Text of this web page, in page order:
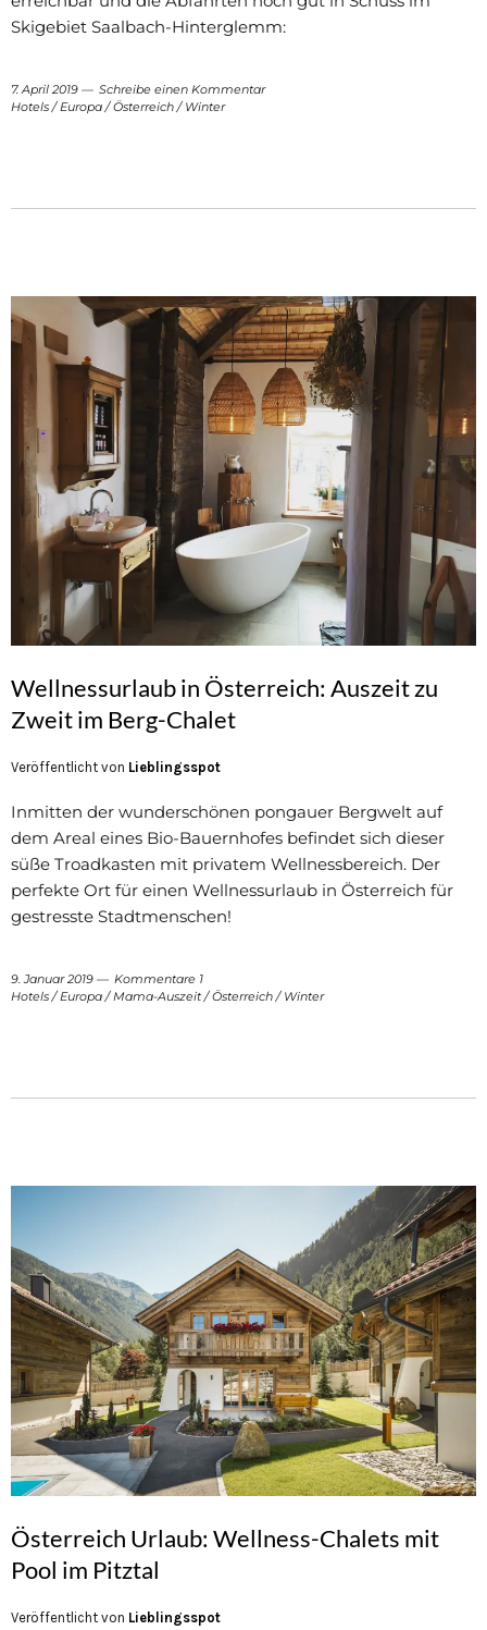
Skigebiet Saalbach-Hinterglemm:
7. April 2019
Schreibe einen Kommentar
Hotels / Europa /Österreich / Winter
Wellnessurlaub in Österreich: Auszeit zu
Zweit im Berg-Chalet
Veröffentlicht von Lieblingsspot
Inmitten der wunderschönen pongauer Bergwelt auf
dem Areal eines Bio-Bauernhofes befindet sich dieser
süße Troadkasten mit privatem Wellnessbereich. Der
perfekte Ort für einen Wellnessurlaub in Österreich für
gestresste Stadtmenschen!
9. Januar 2019
Kommentare 1
Hotels / Europa / Mama-Auszeit/Österreich / Winter
Österreich Urlaub: Wellness-Chalets mit
Pool im Pitztal
Veröffentlicht von Lieblingsspot